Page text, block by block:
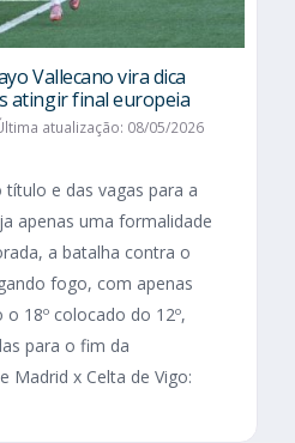
Vallecano vira dica
atingir final europeia
atualização: 08/05/2026
e das vagas para a
apenas uma formalidade
a batalha contra o
fogo, com apenas
18º colocado do 12º,
para o fim da
Madrid x Celta de Vigo: